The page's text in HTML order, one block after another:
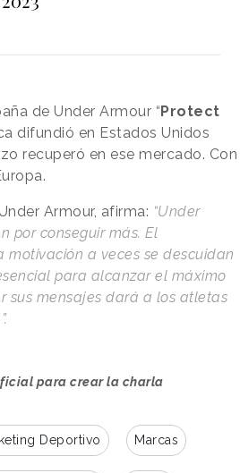
de Under Armour “Protect
difundió en Estados Unidos
recuperó en ese mercado. Con
Armour, afirma: “Under
por conseguir más. El
a veces se descuidan
para alcanzar el máximo
sus mensajes dará a los atletas
para crear la charla
Deportivo Marcas